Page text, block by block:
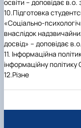
освіти – доповідає
10.Підготовка
«Соціально-
внаслідок
досвід» – доповідає
11. Інформаційна
інформаційну
12.Різне